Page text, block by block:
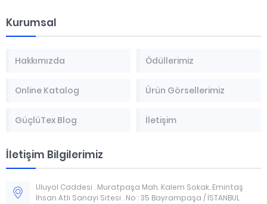
Kurumsal
Hakkımızda Ödüllerimiz
Online Katalog Ürün Görsellerimiz
GüçlüTex Blog İletişim
İletişim Bilgilerimiz
Uluyol Caddesi . Muratpaşa Mah. Kalem Sokak. Emintaş
İhsan Atlı Sanayi Sitesi . No : 35 Bayrampaşa / İSTANBUL